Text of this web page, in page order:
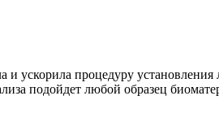
ускорила процедуру установления
подойдет любой образец